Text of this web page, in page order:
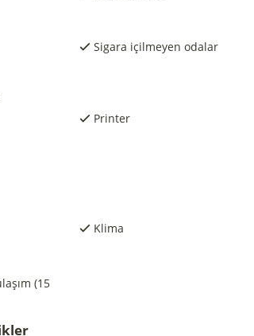
Sigara içilmeyen odalar
Printer
Klima
(15